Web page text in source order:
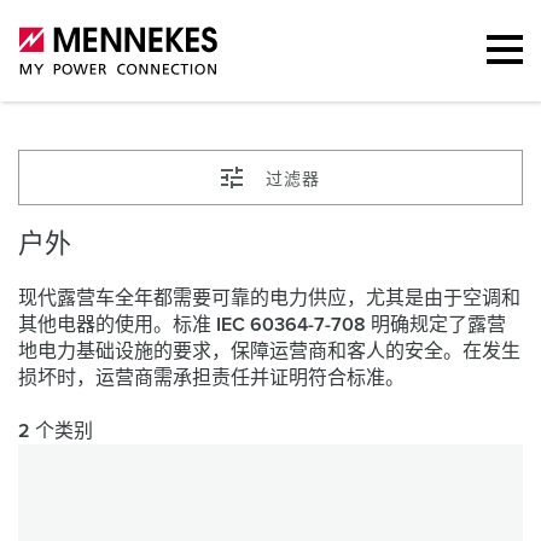
过滤器
户外
现代露营车全年都需要可靠的电力供应，尤其是由于空调和
其他电器的使用。标准 IEC 60364-7-708 明确规定了露营
地电力基础设施的要求，保障运营商和客人的安全。在发生
损坏时，运营商需承担责任并证明符合标准。
2 个类别